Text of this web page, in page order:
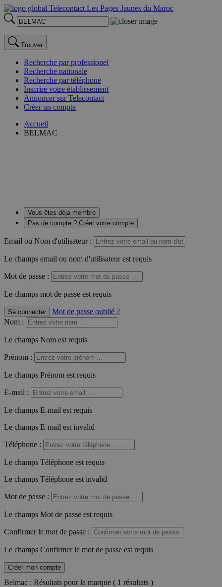
Trouver
Recherche par professionel
Recherche nationale
Recherche par téléphone
Inscrire votre établissement
Annoncer sur Telecontact
Créer un compte
Accueil
BELMAC
Vous êtes déja membre
Pas de compte ? Créer votre compte
Email ou Nom d'utilisateur :
Le champs email ou nom d'utilisateur est requis
Mot de passe :
Le champs mot de passe est requis
Se connecter
Mot de passe oublié ?
Nom :
Le champs Nom est requis
Prénom :
Le champs Prénom est requis
E-mail :
Le champs E-mail est requis
Le champs E-mail est invalid
Téléphone :
Le champs Téléphone est requis
Le champs Téléphone est invalid
Mot de passe :
Le champs Mot de passe est requis
Confirmer le mot de passe :
Le champs Confirmer le mot de passe est requis
Créer mon compte
Belmac : Résultats pour la marque ( 1 résultats )